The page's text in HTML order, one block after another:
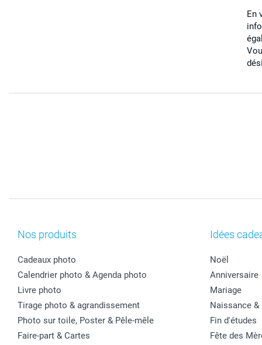
En
Nos produits
Cadeaux photo
Calendrier photo & Agenda photo
Livre photo
Tirage photo & agrandissement
Photo sur toile, Poster & Pêle-mêle
Faire-part & Cartes
Idées
Noël
Anniversaire
Mariage
Naissance &
Fin d'études
Fête des